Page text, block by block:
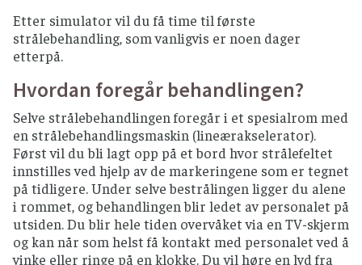
Etter simulator vil du få time til første
strålebehandling, som vanligvis er noen dager
etterpå.
Hvordan foregår behandlingen?
Selve strålebehandlingen foregår i et spesialrom med
en strålebehandlingsmaskin (lineærakselerator).
Først vil du bli lagt opp på et bord hvor strålefeltet
innstilles ved hjelp av de markeringene som er tegnet
på tidligere. Under selve bestrålingen ligger du alene
i rommet, og behandlingen blir ledet av personalet på
utsiden. Du blir hele tiden overvåket via en TV-skjerm
og kan når som helst få kontakt med personalet ved å
vinke eller ringe på en klokke. Du vil høre en lyd fra